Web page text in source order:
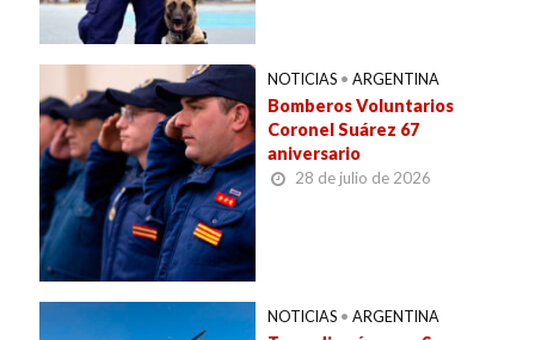
NOTICIAS • ARGENTINA
Bomberos Voluntarios
Coronel Suárez 67
aniversario
28 de julio de 2026
NOTICIAS • ARGENTINA